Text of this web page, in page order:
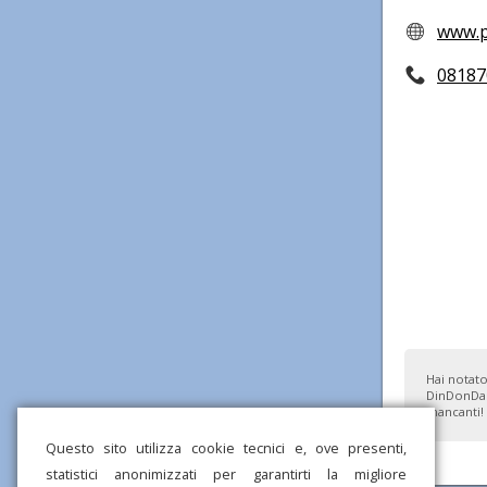
Questo sito utilizza cookie tecnici e, ove presenti,
statistici anonimizzati per garantirti la migliore
Hai
mancanti!